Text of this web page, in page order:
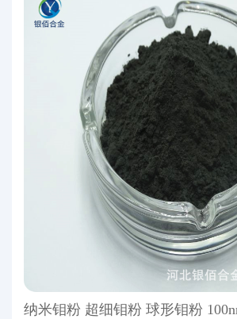
纳米钼粉 超细钼粉 球形钼粉